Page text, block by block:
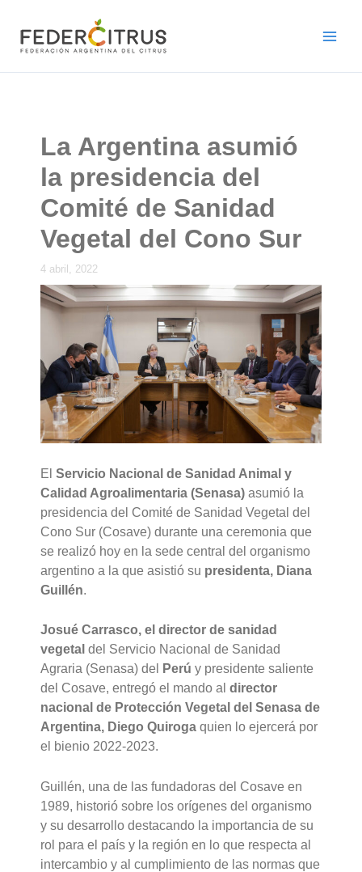
contenido
La Argentina asumió
la presidencia del
Comité de Sanidad
Vegetal del Cono Sur
4 abril, 2022
ElServicio Nacional de Sanidad Animal y
Calidad Agroalimentaria (Senasa) asumió la
presidencia del Comité de Sanidad Vegetal del
Cono Sur (Cosave) durante una ceremonia que
se realizó hoy en la sede central del organismo
argentino a la que asistió su presidenta, Diana
Guillén.
Josué Carrasco, el director de sanidad
vegetal del Servicio Nacional de Sanidad
Agraria (Senasa) del
Perú y presidente saliente
del Cosave, entregó el mando aldirector
nacional de Protección Vegetal del Senasa de
Argentina, Diego Quiroga quien lo ejercerá por
el bienio 2022-2023.
Guillén, una de las fundadoras del Cosave en
1989, historió sobre los orígenes del organismo
y su desarrollo destacando la importancia de su
rol para el país y la región en lo que respecta al
intercambio y al cumplimiento de las normas que